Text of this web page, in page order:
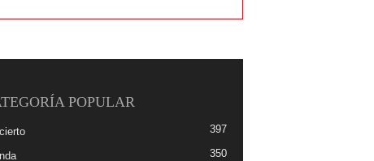
POPULAR
397
350